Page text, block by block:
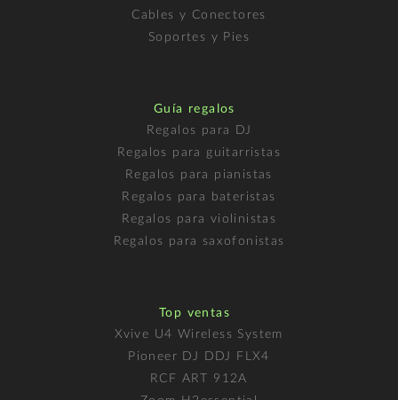
Cables y Conectores
Soportes y Pies
Guía regalos
Regalos para DJ
Regalos para guitarristas
Regalos para pianistas
Regalos para bateristas
Regalos para violinistas
Regalos para saxofonistas
Top ventas
Xvive U4 Wireless System
Pioneer DJ DDJ FLX4
RCF ART 912A